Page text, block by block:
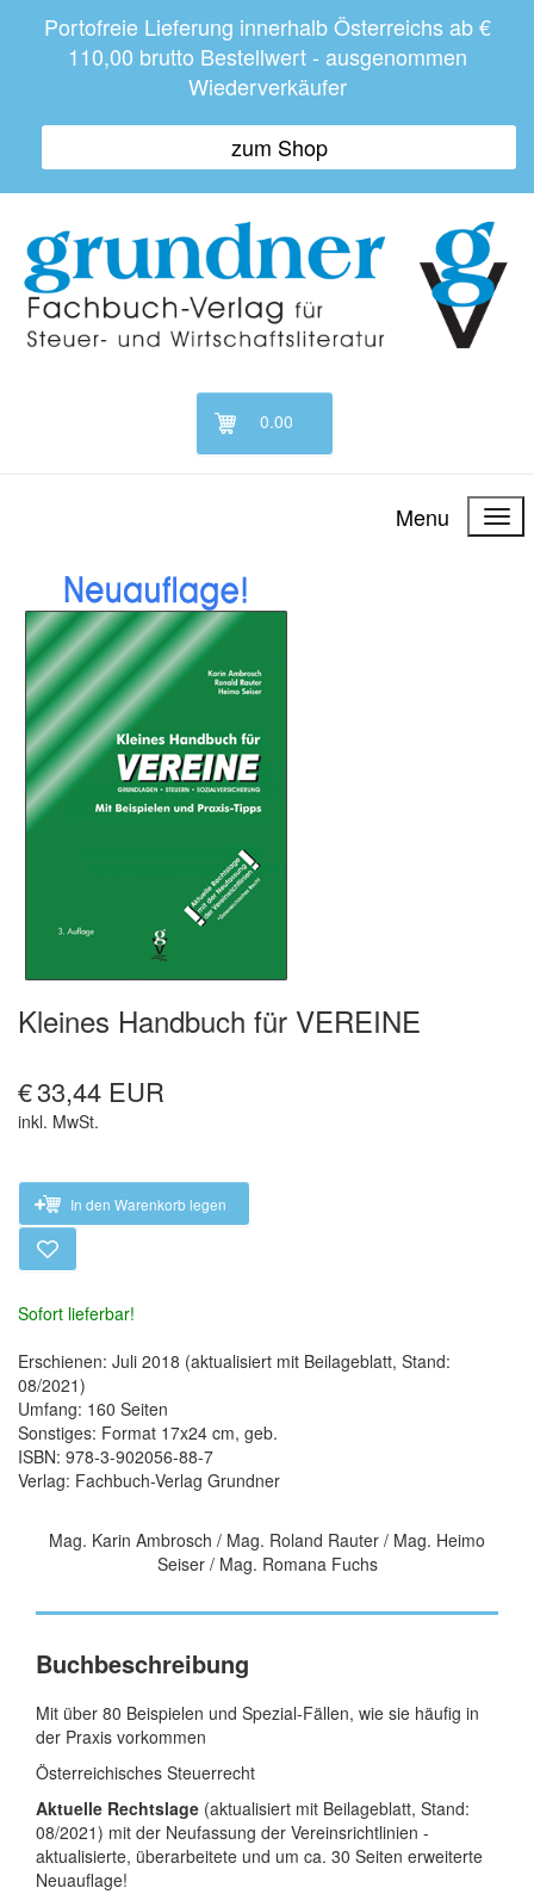
Portofreie Lieferung innerhalb Österreichs ab €
110,00 brutto Bestellwert - ausgenommen
Wiederverkäufer
zum Shop
0.00
Menu
Kleines Handbuch für VEREINE
€33,44 EUR
inkl. MwSt.
In den Warenkorb legen
Sofort lieferbar!
Erschienen: Juli 2018 (aktualisiert mit Beilageblatt, Stand:
08/2021)
Umfang: 160 Seiten
Sonstiges: Format 17x24 cm, geb.
ISBN: 978-3-902056-88-7
Verlag: Fachbuch-Verlag Grundner
Mag. Karin Ambrosch / Mag. Roland Rauter / Mag. Heimo
Seiser / Mag. Romana Fuchs
Buchbeschreibung
Mit über 80 Beispielen und Spezial-Fällen, wie sie häufig in
der Praxis vorkommen
Österreichisches Steuerrecht
Aktuelle Rechtslage (aktualisiert mit Beilageblatt, Stand:
08/2021) mit der Neufassung der Vereinsrichtlinien -
aktualisierte, überarbeitete und um ca. 30 Seiten erweiterte
Neuauflage!